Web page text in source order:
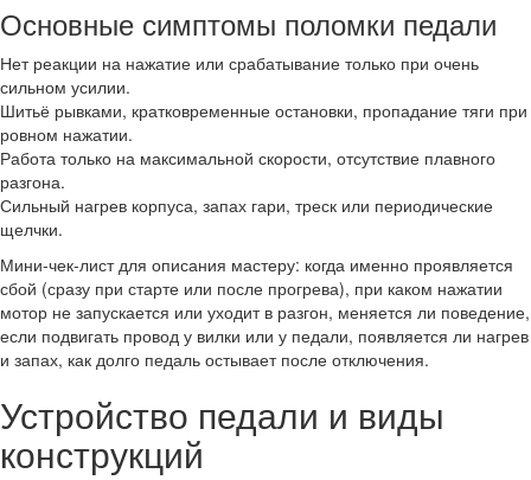
Основные симптомы поломки педали
Нет реакции на нажатие или срабатывание только при очень
сильном усилии.
Шитьё рывками, кратковременные остановки, пропадание тяги при
ровном нажатии.
Работа только на максимальной скорости, отсутствие плавного
разгона.
Сильный нагрев корпуса, запах гари, треск или периодические
щелчки.
Мини‑чек‑лист для описания мастеру: когда именно проявляется
сбой (сразу при старте или после прогрева), при каком нажатии
мотор не запускается или уходит в разгон, меняется ли поведение,
если подвигать провод у вилки или у педали, появляется ли нагрев
и запах, как долго педаль остывает после отключения.
Устройство педали и виды
конструкций